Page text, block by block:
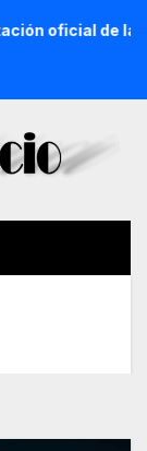
oficial de la